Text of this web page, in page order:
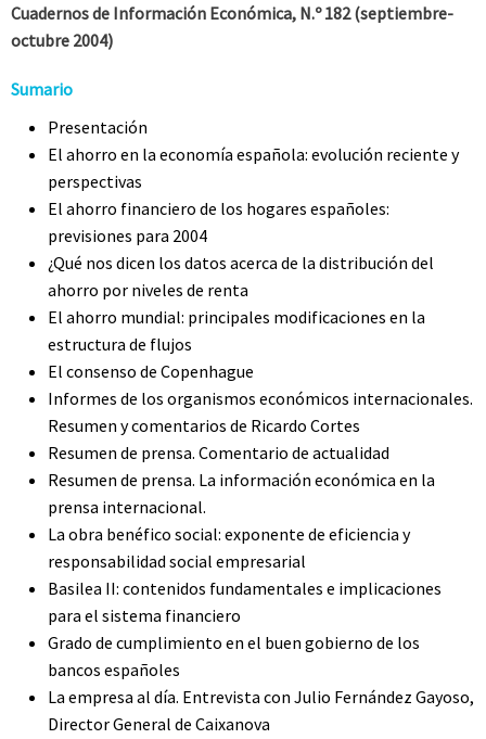
Cuadernos de Información Económica, N.º 182 (septiembre-
octubre 2004)
Sumario
Presentación
El ahorro en la economía española: evolución reciente y
perspectivas
El ahorro financiero de los hogares españoles:
previsiones para 2004
¿Qué nos dicen los datos acerca de la distribución del
ahorro por niveles de renta
El ahorro mundial: principales modificaciones en la
estructura de flujos
El consenso de Copenhague
Informes de los organismos económicos internacionales.
Resumen y comentarios de Ricardo Cortes
Resumen de prensa. Comentario de actualidad
Resumen de prensa. La información económica en la
prensa internacional.
La obra benéfico social: exponente de eficiencia y
responsabilidad social empresarial
Basilea II: contenidos fundamentales e implicaciones
para el sistema financiero
Grado de cumplimiento en el buen gobierno de los
bancos españoles
La empresa al día. Entrevista con Julio Fernández Gayoso,
Director General de Caixanova